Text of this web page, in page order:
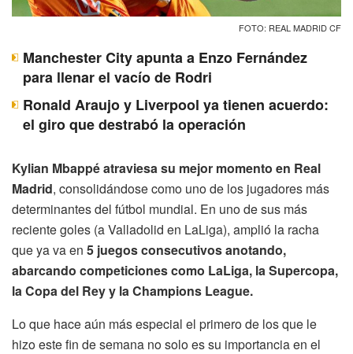
FOTO: REAL MADRID CF
Manchester City apunta a Enzo Fernández
para llenar el vacío de Rodri
Ronald Araujo y Liverpool ya tienen acuerdo:
el giro que destrabó la operación
Kylian Mbappé atraviesa su mejor momento en Real
Madrid, consolidándose como uno de los jugadores más
determinantes del fútbol mundial. En uno de sus más
reciente goles (a Valladolid en LaLiga), amplió la racha
que ya va en 5 juegos consecutivos anotando,
abarcando competiciones como LaLiga, la Supercopa,
la Copa del Rey y la Champions League.
Lo que hace aún más especial el primero de los que le
hizo este fin de semana no solo es su importancia en el